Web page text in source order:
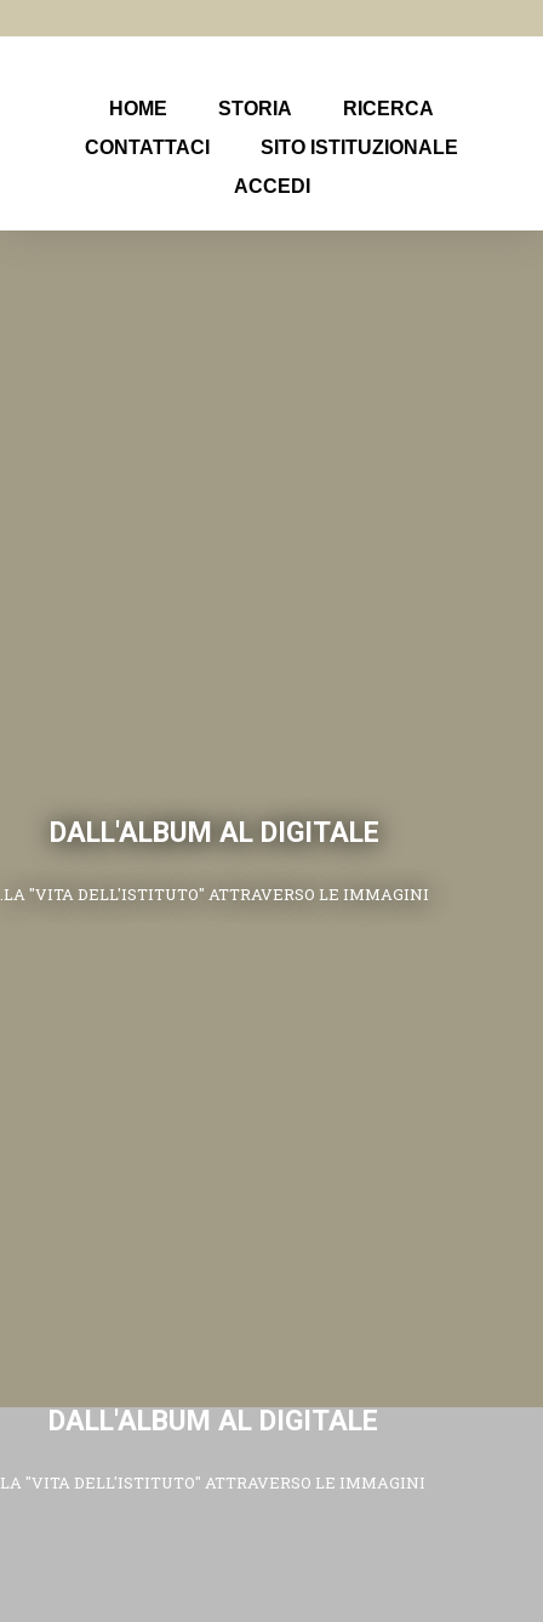
HOME STORIA
RICERCA
CONTATTACI
SITO ISTITUZIONALE
ACCEDI
DALL'ALBUM AL DIGITALE
.LA "VITA DELL'ISTITUTO" ATTRAVERSO LE IMMAGINI
DALL'ALBUM AL DIGITALE
LA "VITA DELL'ISTITUTO" ATTRAVERSO LE IMMAGINI